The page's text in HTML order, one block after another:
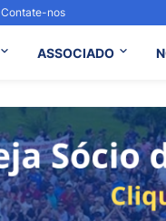
Contate-nos
ASSOCIADO